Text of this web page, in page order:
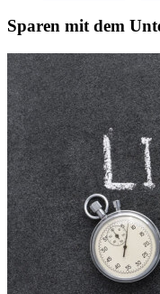
Sparen mit dem